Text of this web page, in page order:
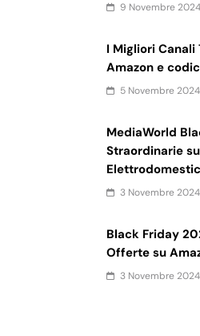
9 Novembre 2024
I Migliori
Amazon e
5 Novembre 2024
MediaWorld
Straordinarie
3 Novembre 2024
Black Friday
Offerte su
3 Novembre 2024